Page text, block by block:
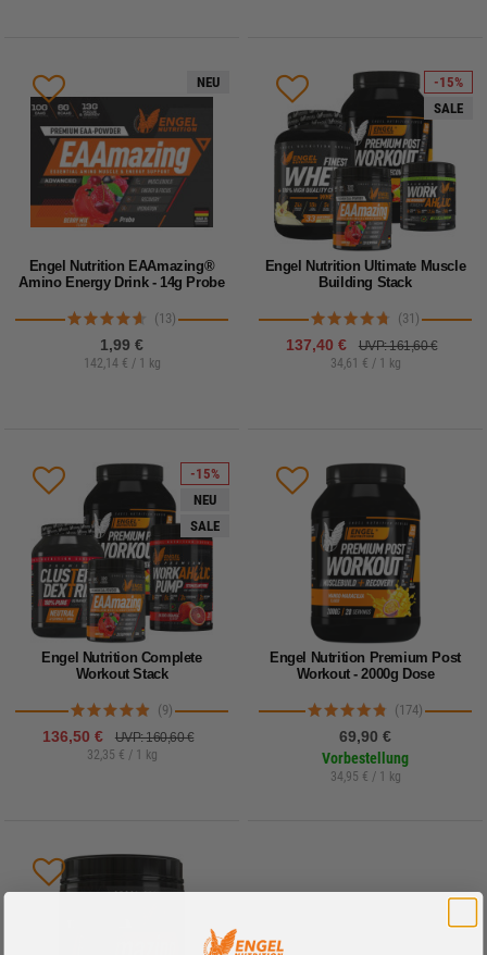
NEU
Engel Nutrition EAAmazing®
Amino Energy Drink - 14g Probe
(13)
1,99 €
142,14 € / 1 kg
-15%
SALE
Engel Nutrition Ultimate Muscle
Building Stack
(31)
137,40 €
UVP: 161,60 €
34,61 € / 1 kg
-15%
NEU
SALE
Engel Nutrition Complete
Workout Stack
(9)
136,50 €
UVP: 160,60 €
32,35 € / 1 kg
Engel Nutrition Premium Post
Workout - 2000g Dose
(174)
69,90 €
Vorbestellung
34,95 € / 1 kg